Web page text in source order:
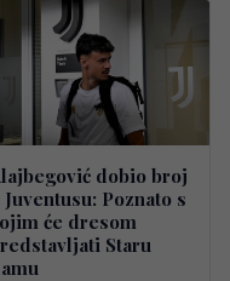
dobio broj
Juventusu: Poznato s
će dresom
Staru